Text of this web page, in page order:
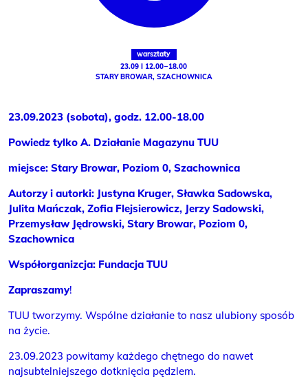
warsztaty
23.09 I 12.00 – 18.00
STARY BROWAR, SZACHOWNICA
23.09.2023 (sobota), godz. 12.00-18.00
Powiedz tylko A. Działanie Magazynu TUU
miejsce: Stary Browar, Poziom 0, Szachownica
Autorzy i autorki: Justyna Kruger, Sławka Sadowska,
Julita Mańczak, Zofia Flejsierowicz, Jerzy Sadowski,
Przemysław Jędrowski, Stary Browar, Poziom 0,
Szachownica
Współorganizcja: Fundacja TUU
Zapraszamy!
TUU tworzymy. Wspólne działanie to nasz ulubiony sposób
na życie.
23.09.2023 powitamy każdego chętnego do nawet
najsubtelniejszego dotknięcia pędzlem.